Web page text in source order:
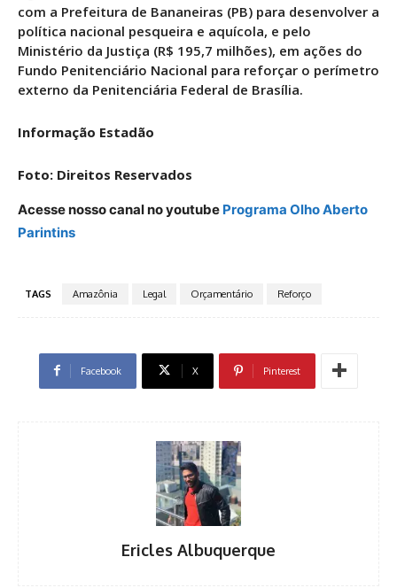
com a Prefeitura de Bananeiras (PB) para desenvolver a
política nacional pesqueira e aquícola, e pelo
Ministério da Justiça (R$ 195,7 milhões), em ações do
Fundo Penitenciário Nacional para reforçar o perímetro
externo da Penitenciária Federal de Brasília.
Informação Estadão
Foto: Direitos Reservados
Acesse nosso canal no youtube Programa Olho Aberto
Parintins
TAGS Amazônia Legal Orçamentário Reforço
Facebook X Pinterest
Ericles Albuquerque